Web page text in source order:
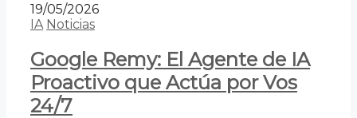
19/05/2026
IA Noticias
Google Remy: El Agente de IA
Proactivo que Actúa por Vos
24/7